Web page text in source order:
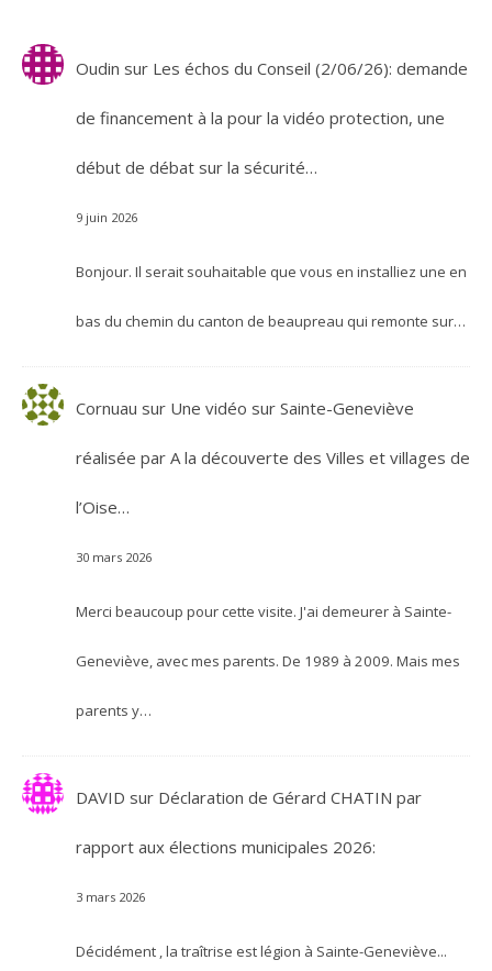
Oudin sur Les échos du Conseil (2/06/26): demande
de financement à la pour la vidéo protection, une
début de débat sur la sécurité…
9 juin 2026
Bonjour. Il serait souhaitable que vous en installiez une en
bas du chemin du canton de beaupreau qui remonte sur…
Cornuau sur Une vidéo sur Sainte-Geneviève
réalisée par A la découverte des Villes et villages de
l’Oise…
30 mars 2026
Merci beaucoup pour cette visite. J'ai demeurer à Sainte-
Geneviève, avec mes parents. De 1989 à 2009. Mais mes
parents y…
DAVID sur Déclaration de Gérard CHATIN par
rapport aux élections municipales 2026:
3 mars 2026
Décidément , la traîtrise est légion à Sainte-Geneviève...